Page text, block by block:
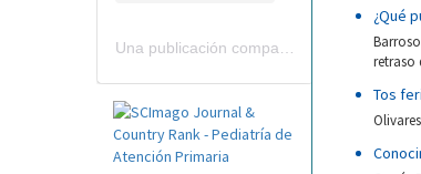
¿Qué
retraso
Tos